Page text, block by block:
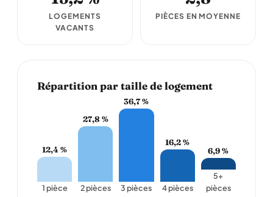
LOGEMENTS
VACANTS
PIÈCES EN MOYENNE
Répartition par taille de logement
12,4 %
1 pièce
27,8 %
2 pièces
36,7 %
3 pièces
16,2 %
4 pièces
6,9 %
5+
pièces